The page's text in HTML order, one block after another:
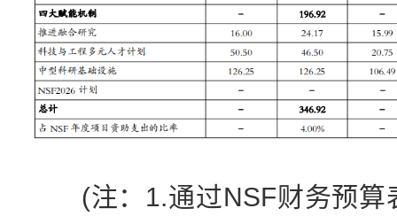
(注：1.通过NSF财务预算